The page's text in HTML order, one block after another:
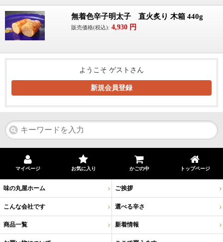
無着色辛子明太子 直火炙り 木箱 440g
販売価格(税込): 4,930 円
ようこそ ゲストさん
新規会員登録
マイページ お気に入り かごの中 トップページ
味の丸屋ホーム ご挨拶
こんな会社です 選べる辛さ
商品一覧 新着情報